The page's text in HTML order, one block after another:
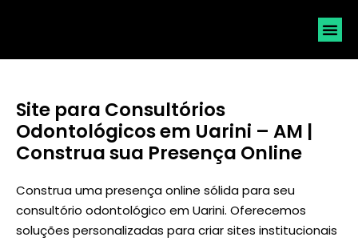
Site para Consultórios
Odontológicos em Uarini – AM |
Construa sua Presença Online
Construa uma presença online sólida para seu
consultório odontológico em Uarini. Oferecemos
soluções personalizadas para criar sites institucionais